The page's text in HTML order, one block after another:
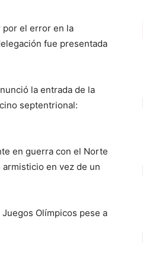
por el error en la
fue presentada
la entrada de la
septentrional:
en guerra con el Norte
en vez de un
Olímpicos pese a